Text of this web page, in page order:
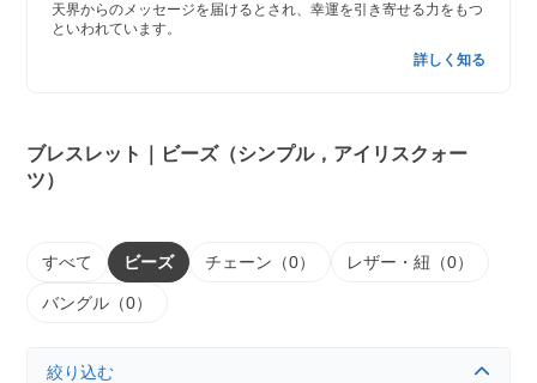
天界からのメッセージを届けるとされ、幸運を引き寄せる力をもつ
といわれています。
詳しく知る
ブレスレット｜ビーズ（シンプル，アイリスクォー
ツ）
すべて ビーズ チェーン（0） レザー・紐（0）
バングル（0）
絞り込む